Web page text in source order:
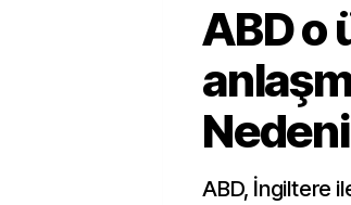
ABD o
ABD, İngiltere